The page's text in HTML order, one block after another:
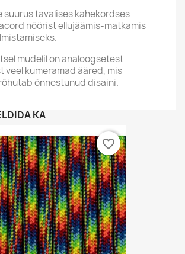
suurus tavalises kahekordses
nöörist ellujäämis-matkamis
mudelil on analoogsetest
veel kumeramad ääred, mis
õnnestunud disaini.
KA
favorite_border